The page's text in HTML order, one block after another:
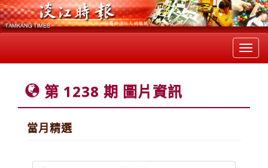
第 1238 期 圖片資訊
當月精選